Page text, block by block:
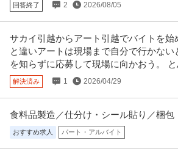
払いもOK／毎週水曜日がお給料日最短翌日
くURLから面接日時を選んでね交通費全額
問題なし！未経験歓迎 ／ 警備スタッフ
シンテイ警備株式会社 松戸支社 北千住・竹ノ塚・
203200113
新着 パート・アルバイト 未経験OK 交通費支給
日給1万円〜1.1万円
【仕事内容】 ＊……＊……＊……＊… 弊社は未経験
髪色自由・ピアスOK／交通誘導スタッフ（
大真綜合警備保障株式会社
回答終了 2 2026/08/05
サカイ引越からアート引越でバイトを始
と違いアートは現場まで自分で行かな
を知らずに応募して現場に向かおう。
解決済み 1 2026/04/29
食料品製造／仕分け・シール貼り／梱包
おすすめ求人 パート・アルバイト